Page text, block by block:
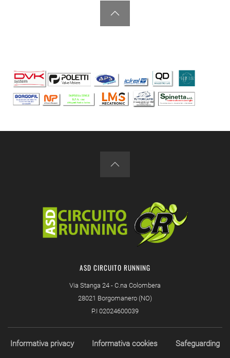
ASD CIRCUITO RUNNING
Via Stanga 24 - C.na Colombera
28021 Borgomanero (NO)
P.I 02024600039
Informativa privacy Informativa cookies Safeguarding